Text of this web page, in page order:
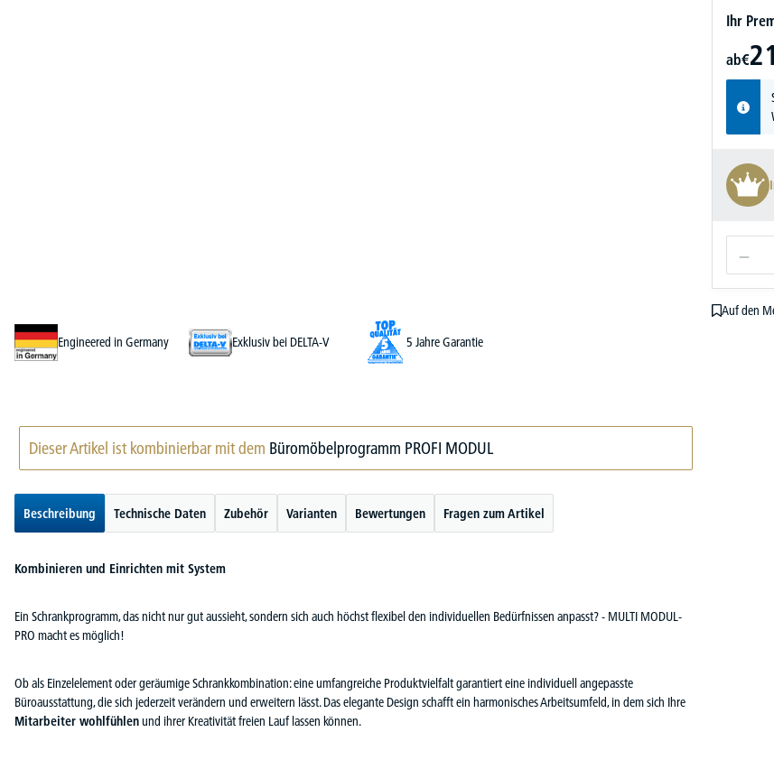
Ihr
ab€
Auf den
Engineered in Germany
Exklusiv bei DELTA-V 5 Jahre Garantie
Dieser Artikel ist kombinierbar mit dem Büromöbelprogramm PROFI MODUL
Beschreibung Technische Daten Zubehör Varianten Bewertungen Fragen zum Artikel
Kombinieren und Einrichten mit System
Ein Schrankprogramm, das nicht nur gut aussieht, sondern sich auch höchst flexibel den individuellen Bedürfnissen anpasst? - MULTI MODUL-
PRO macht es möglich!
Ob als Einzelelement oder geräumige Schrankkombination: eine umfangreiche Produktvielfalt garantiert eine individuell angepasste
Büroausstattung, die sich jederzeit verändern und erweitern lässt. Das elegante Design schafft ein harmonisches Arbeitsumfeld, in dem sich Ihre
Mitarbeiter wohlfühlenund ihrer Kreativität freien Lauf lassen können.